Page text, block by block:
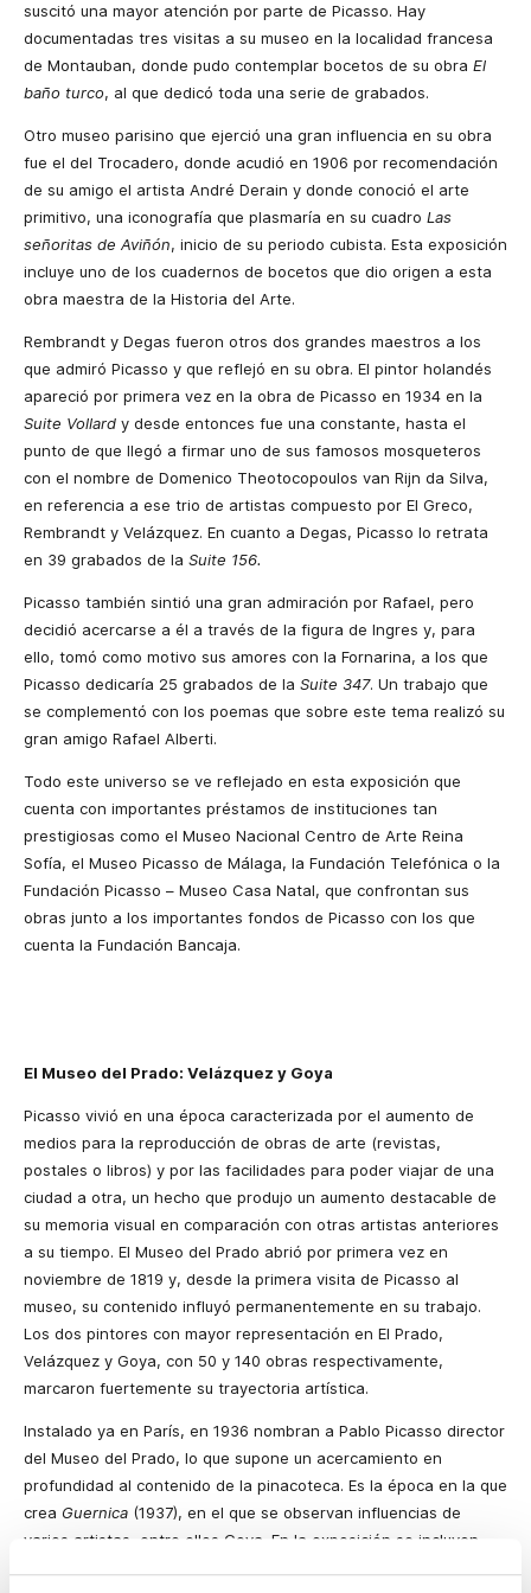
suscitó una mayor atención por parte de Picasso. Hay
documentadas tres visitas a su museo en la localidad francesa
de Montauban, donde pudo contemplar bocetos de su obra El
baño turco, al que dedicó toda una serie de grabados.
Otro museo parisino que ejerció una gran influencia en su obra
fue el del Trocadero, donde acudió en 1906 por recomendación
de su amigo el artista André Derain y donde conoció el arte
primitivo, una iconografía que plasmaría en su cuadro Las
señoritas de Aviñón, inicio de su periodo cubista. Esta exposición
incluye uno de los cuadernos de bocetos que dio origen a esta
obra maestra de la Historia del Arte.
Rembrandt y Degas fueron otros dos grandes maestros a los
que admiró Picasso y que reflejó en su obra. El pintor holandés
apareció por primera vez en la obra de Picasso en 1934 en la
Suite Vollard y desde entonces fue una constante, hasta el
punto de que llegó a firmar uno de sus famosos mosqueteros
con el nombre de Domenico Theotocopoulos van Rijn da Silva,
en referencia a ese trio de artistas compuesto por El Greco,
Rembrandt y Velázquez. En cuanto a Degas, Picasso lo retrata
en 39 grabados de la Suite 156.
Picasso también sintió una gran admiración por Rafael, pero
decidió acercarse a él a través de la figura de Ingres y, para
ello, tomó como motivo sus amores con la Fornarina, a los que
Picasso dedicaría 25 grabados de la Suite 347. Un trabajo que
se complementó con los poemas que sobre este tema realizó su
gran amigo Rafael Alberti.
Todo este universo se ve reflejado en esta exposición que
cuenta con importantes préstamos de instituciones tan
prestigiosas como el Museo Nacional Centro de Arte Reina
Sofía, el Museo Picasso de Málaga, la Fundación Telefónica o la
Fundación Picasso – Museo Casa Natal, que confrontan sus
obras junto a los importantes fondos de Picasso con los que
cuenta la Fundación Bancaja.
El Museo del Prado: Velázquez y Goya
Picasso vivió en una época caracterizada por el aumento de
medios para la reproducción de obras de arte (revistas,
postales o libros) y por las facilidades para poder viajar de una
ciudad a otra, un hecho que produjo un aumento destacable de
su memoria visual en comparación con otras artistas anteriores
a su tiempo. El Museo del Prado abrió por primera vez en
noviembre de 1819 y, desde la primera visita de Picasso al
museo, su contenido influyó permanentemente en su trabajo.
Los dos pintores con mayor representación en El Prado,
Velázquez y Goya, con 50 y 140 obras respectivamente,
marcaron fuertemente su trayectoria artística.
Instalado ya en París, en 1936 nombran a Pablo Picasso director
del Museo del Prado, lo que supone un acercamiento en
profundidad al contenido de la pinacoteca. Es la época en la que
crea Guernica (1937), en el que se observan influencias de
varios artistas, entre ellos Goya. En la exposición se incluyen